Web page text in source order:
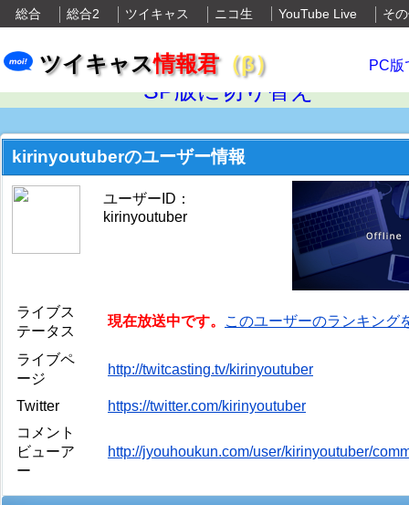
総合 総合2 ツイキャス ニコ生 YouTube Live そ
ツイキャス情報君（β） PC版
SP版に切り替え
kirinyoutuberのユーザー情報
ユーザーID：
kirinyoutuber
ライブス
テータス
現在放送中です。 このユーザーのランキング
ライブペ
ージ
http://twitcasting.tv/kirinyoutuber
Twitter
https://twitter.com/kirinyoutuber
コメント
ビューア
ー
http://jyouhoukun.com/user/kirinyoutuber/